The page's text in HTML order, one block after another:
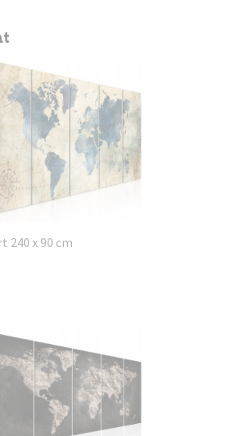
240 x 90 cm